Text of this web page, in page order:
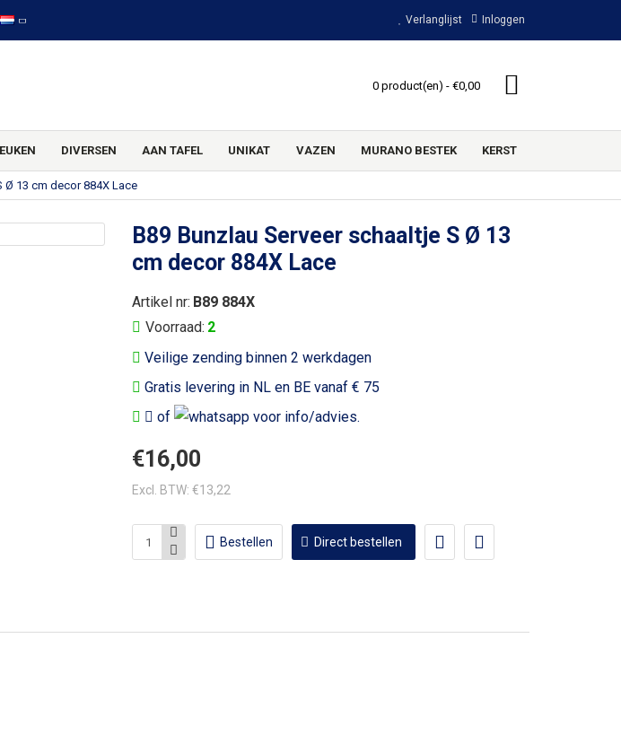
Verlanglijst Inloggen
0 product(en) - €0,00
DIVERSEN AAN TAFEL UNIKAT VAZEN MURANO BESTEK KERST
Ø 13 cm decor 884X Lace
B89 Bunzlau Serveer schaaltje S Ø 13
cm decor 884X Lace
Veilige zending binnen 2 werkdagen
Gratis levering in NL en BE vanaf € 75
of
voor info/advies.
Voorraad: 2
Artikel nr: B89 884X
€16,00
Excl. BTW: €13,22
Bestellen Direct bestellen